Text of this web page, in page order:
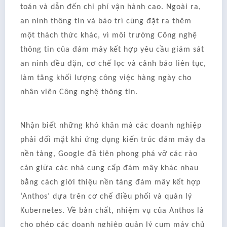
toán và dẫn đến chi phí vận hành cao. Ngoài ra,
an ninh thông tin và bảo trì cũng đặt ra thêm
một thách thức khác, vì môi trường Công nghệ
thông tin của đám mây kết hợp yêu cầu giám sát
an ninh đều đặn, cơ chế lọc và cảnh báo liên tục,
làm tăng khối lượng công việc hàng ngày cho
nhân viên Công nghệ thông tin.
Nhận biết những khó khăn mà các doanh nghiệp
phải đối mặt khi ứng dụng kiến trúc đám mây đa
nền tảng, Google đã tiên phong phá vỡ các rào
cản giữa các nhà cung cấp đám mây khác nhau
bằng cách giới thiệu nền tảng đám mây kết hợp
‘Anthos’ dựa trên cơ chế điều phối và quản lý
Kubernetes. Về bản chất, nhiệm vụ của Anthos là
cho phép các doanh nghiệp quản lý cụm máy chủ